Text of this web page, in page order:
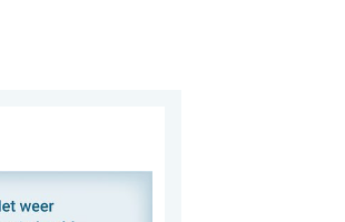
. maandag 27 juli 2026
delen. Deel wat je ziet!. . . zondag 2